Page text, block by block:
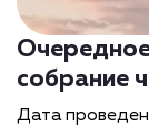
собрание
Дата